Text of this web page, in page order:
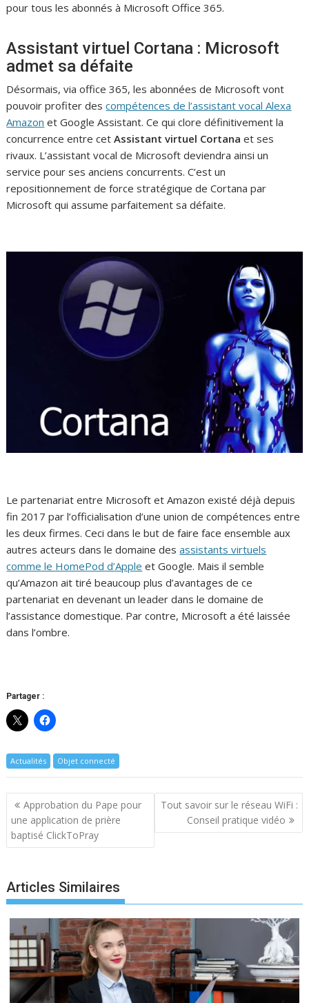
pour tous les abonnés à Microsoft Office 365.
Assistant virtuel Cortana : Microsoft
admet sa défaite
Désormais, via office 365, les abonnées de Microsoft vont
pouvoir profiter descompétences de l’assistant vocal Alexa
Amazon et Google Assistant. Ce qui clore définitivement la
concurrence entre cetAssistant virtuel Cortana et ses
rivaux. L’assistant vocal de Microsoft deviendra ainsi un
service pour ses anciens concurrents. C’est un
repositionnement de force stratégique de Cortana par
Microsoft qui assume parfaitement sa défaite.
Le partenariat entre Microsoft et Amazon existé déjà depuis
fin 2017 par l’officialisation d’une union de compétences entre
les deux firmes. Ceci dans le but de faire face ensemble aux
autres acteurs dans le domaine desassistants virtuels
comme le HomePod d’Apple et Google. Mais il semble
qu’Amazon ait tiré beaucoup plus d’avantages de ce
partenariat en devenant un leader dans le domaine de
l’assistance domestique. Par contre, Microsoft a été laissée
dans l’ombre.
Partager :
Actualités Objet connecté
Navigation
de
l’article
Approbation du Pape pour
une application de prière
baptisé ClickToPray
Tout savoir sur le réseau WiFi :
Conseil pratique vidéo
Articles Similaires